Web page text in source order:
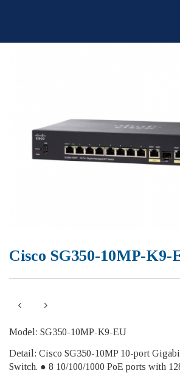
Cisco SG350-10MP-K9-
Model: SG350-10MP-K9-EU
Detail: Cisco SG350-10MP 10-port
Switch. ● 8 10/100/1000 PoE ports with